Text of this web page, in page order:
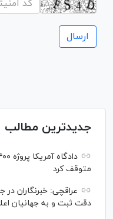
جدیدترین مطالب
متوقف کرد
عراقچی: خبرنگاران در
دقت ثبت و به جهانیان